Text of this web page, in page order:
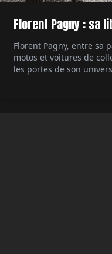
Florent Pagny : sa
Florent Pagny, entre sa
motos et voitures de
les portes de son